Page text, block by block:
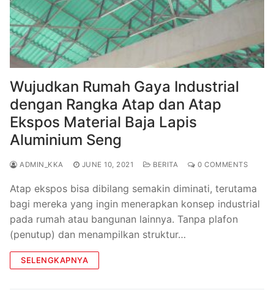
Wujudkan Rumah Gaya Industrial
dengan Rangka Atap dan Atap
Ekspos Material Baja Lapis
Aluminium Seng
ADMIN_KKA JUNE 10, 2021 BERITA 0 COMMENTS
Atap ekspos bisa dibilang semakin diminati, terutama
bagi mereka yang ingin menerapkan konsep industrial
pada rumah atau bangunan lainnya. Tanpa plafon
(penutup) dan menampilkan struktur…
SELENGKAPNYA